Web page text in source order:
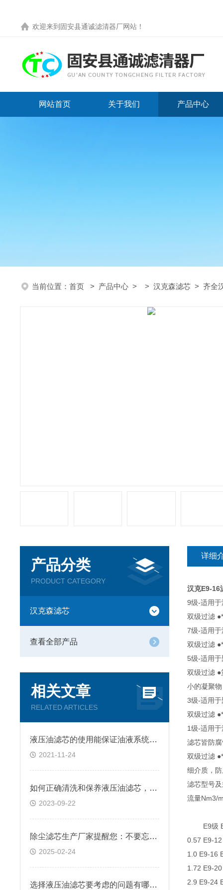
欢迎来到 固安县通诚滤清器厂网站 ！
网站首页 关于我们 产品中心
当前位置： 首页 > 产品中心 > > 汉克森滤芯 > 齐全
产品分类
PRODUCT CATEGORY
汉克森滤芯
查看全部产品
相关文章
RELATED ARTICLES
液压油滤芯的使用能保证油液系统的正常工作
2021-11-24
如何正确清洗和保养液压油滤芯，以提高其效率和使用寿命？
2023-09-22
除尘滤芯生产厂家提醒您：不要忘了日常养护
2025-02-24
选择液压油滤芯要考虑的问题有哪些？
详细
汉克E9-16
9级-适用
双级过滤
7级-适用
双级过滤
5级-适用
双级过滤 ●
小的凝聚
3级-适用
双级过滤
1级-适用
滤芯皆防
双级过滤
细介质，
滤芯型号
流量Nm3/
E9级 E7
0.57 E9-
1.0 E9-16
1.72 E9-
2.9 E9-24